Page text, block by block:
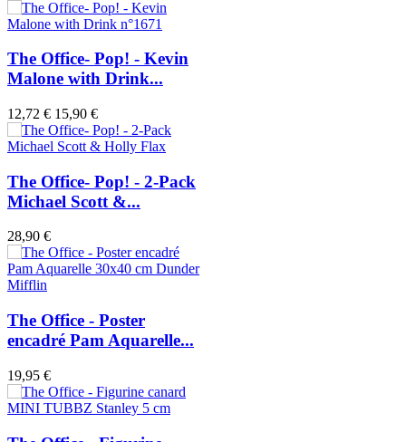
The Office- Pop! - Kevin
Malone with Drink...
12,72 € 15,90 €
The Office- Pop! - 2-Pack
Michael Scott &...
28,90 €
The Office - Poster
encadré Pam Aquarelle...
19,95 €